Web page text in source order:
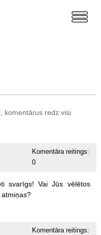
komentārus redz visi
Komentāra reitings:
0
svarīgs! Vai Jūs vēlētos
atmiņas?
Komentāra reitings: